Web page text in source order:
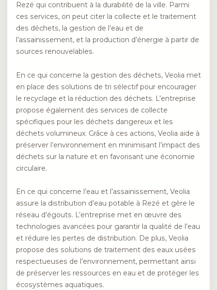
Rezé qui contribuent à la durabilité de la ville. Parmi
ces services, on peut citer la collecte et le traitement
des déchets, la gestion de l’eau et de
l’assainissement, et la production d’énergie à partir de
sources renouvelables.
En ce qui concerne la gestion des déchets, Veolia met
en place des solutions de tri sélectif pour encourager
le recyclage et la réduction des déchets. L’entreprise
propose également des services de collecte
spécifiques pour les déchets dangereux et les
déchets volumineux. Grâce à ces actions, Veolia aide à
préserver l’environnement en minimisant l’impact des
déchets sur la nature et en favorisant une économie
circulaire.
En ce qui concerne l’eau et l’assainissement, Veolia
assure la distribution d’eau potable à Rezé et gère le
réseau d’égouts. L’entreprise met en œuvre des
technologies avancées pour garantir la qualité de l’eau
et réduire les pertes de distribution. De plus, Veolia
propose des solutions de traitement des eaux usées
respectueuses de l’environnement, permettant ainsi
de préserver les ressources en eau et de protéger les
écosystèmes aquatiques.